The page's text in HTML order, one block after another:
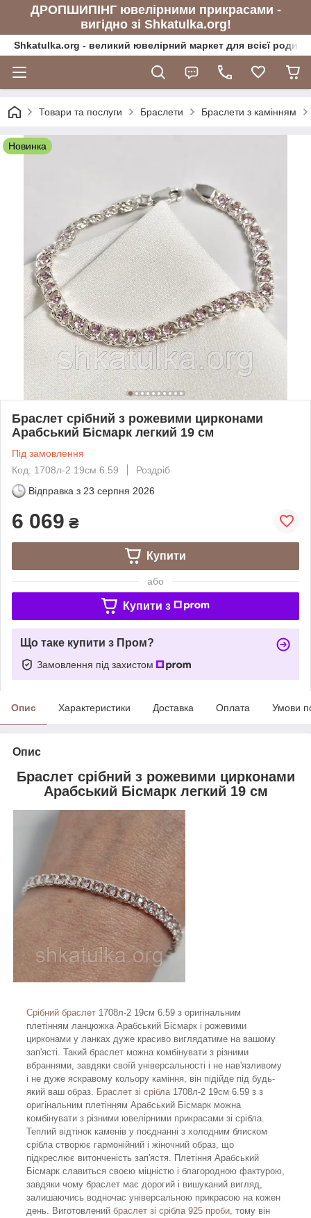
ДРОПШИПІНГ ювелірними прикрасами -
вигідно зі Shkatulka.org!
Shkatulka.org - великий ювелірний маркет для всієї
Товари та послуги Браслети Браслети з камінням
Новинка
Браслет срібний з рожевими цирконами
Арабський Бісмарк легкий 19 см
Під замовлення
Код: 1708л-2 19см 6.59
Роздріб
Відправка з 23 серпня 2026
6 069 ₴
Купити
або
Купити з
Що таке купити з Пром?
Замовлення під захистом
Опис Характеристики Доставка Оплата Умови
Опис
Браслет срібний з рожевими цирконами
Арабський Бісмарк легкий 19 см
Срібний браслет 1708л-2 19см 6.59 з оригінальним
плетінням ланцюжка Арабський Бісмарк і рожевими
цирконами у ланках дуже красиво виглядатиме на вашому
зап'ясті. Такий браслет можна комбінувати з різними
вбраннями, завдяки своїй універсальності і не нав'язливому
і не дуже яскравому кольору каміння, він підійде під будь-
який ваш образ. Браслет зі срібла1708л-2 19см 6.59 з з
оригінальним плетінням Арабський Бісмарк можна
комбінувати з різними ювелірними прикрасами зі срібла.
Теплий відтінок каменів у поєднанні з холодним блиском
срібла створює гармонійний і жіночний образ, що
підкреслює витонченість зап'ястя. Плетіння Арабський
Бісмарк славиться своєю міцністю і благородною фактурою,
завдяки чому браслет має дорогий і вишуканий вигляд,
залишаючись водночас універсальною прикрасою на кожен
день. Виготовлений браслет зі срібла 925 проби, тому він